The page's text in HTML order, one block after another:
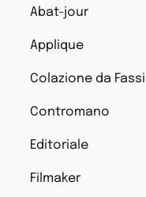
Abat-jour
Applique
Colazione da Fassi
Contromano
Editoriale
Filmaker